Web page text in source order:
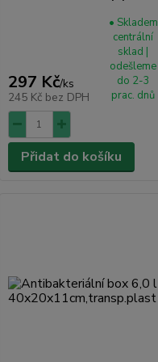
297 Kč/ks
245 Kč bez DPH
• Skladem
centrální
sklad |
odešleme
do 2-3
prac. dnů
Přidat do košíku